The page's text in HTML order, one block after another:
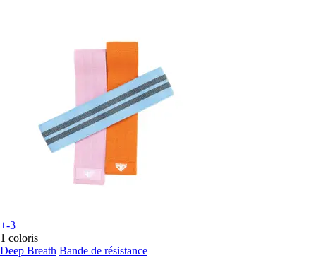
+-3
1 coloris
Deep Breath Bande de résistance